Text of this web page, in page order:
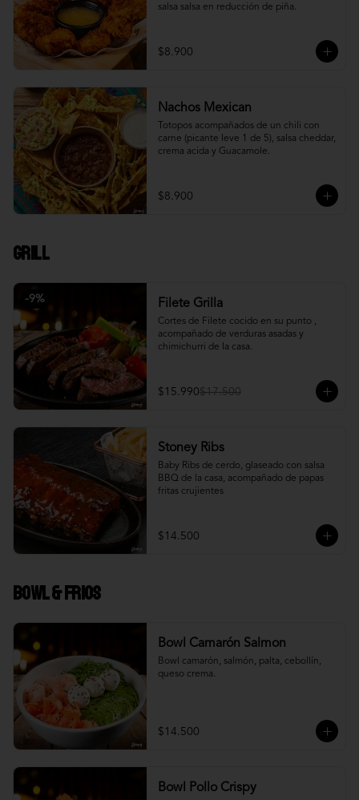
salsa salsa en reducción de piña.
$8.900
Nachos Mexican
Totopos acompañados de un chili con
carne (picante leve 1 de 5), salsa cheddar,
crema acida y Guacamole.
$8.900
Grill
-9% Filete Grilla
Cortes de Filete cocido en su punto ,
acompañado de verduras asadas y
chimichurri de la casa.
$15.990$17.500
Stoney Ribs
Baby Ribs de cerdo, glaseado con salsa
BBQ de la casa, acompañado de papas
fritas crujientes
$14.500
Bowl & frios
Bowl Camarón Salmon
Bowl camarón, salmón, palta, cebollín,
queso crema.
$14.500
Bowl Pollo Crispy